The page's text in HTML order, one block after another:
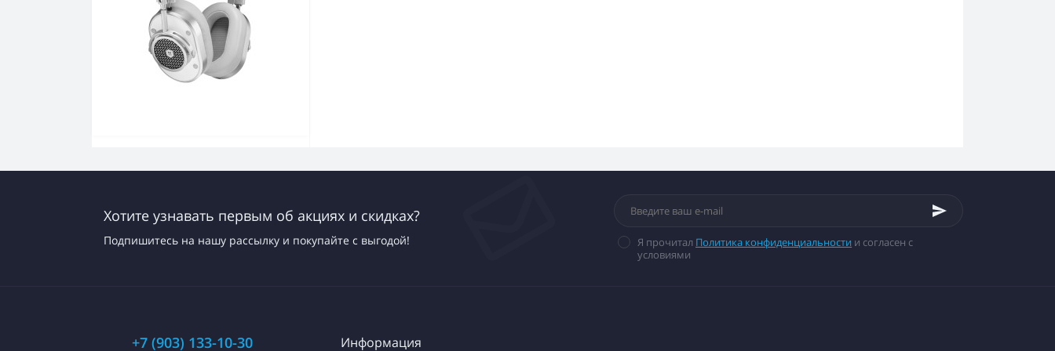
Хотите узнавать первым об акциях и скидках?
Подпишитесь на нашу рассылку и покупайте с выгодой! Я прочитал Политика конфиденциальности и согласен с
условиями
+7 (903) 133-10-30 Информация